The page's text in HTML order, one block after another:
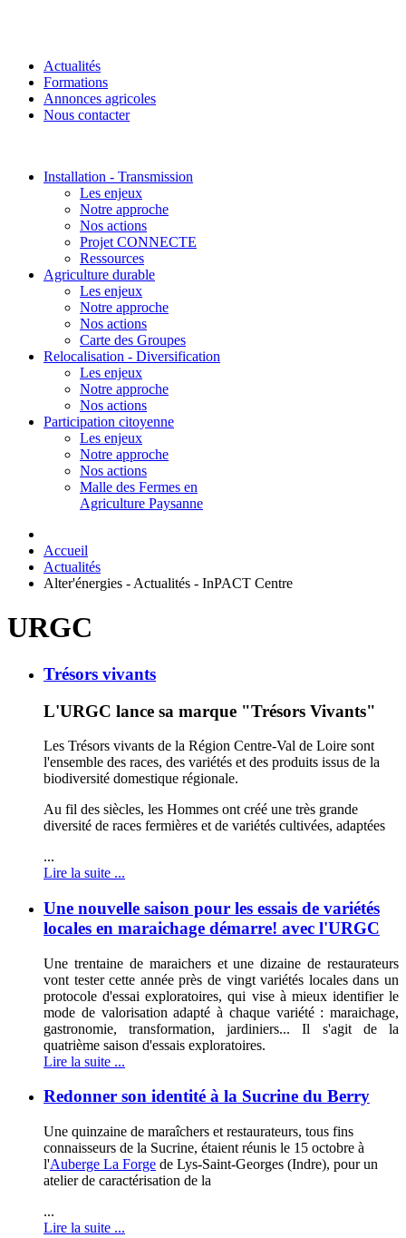
Actualités
Formations
Annonces agricoles
Nous contacter
Installation - Transmission
Les enjeux
Notre approche
Nos actions
Projet CONNECTE
Ressources
Agriculture durable
Les enjeux
Notre approche
Nos actions
Carte des Groupes
Relocalisation - Diversification
Les enjeux
Notre approche
Nos actions
Participation citoyenne
Les enjeux
Notre approche
Nos actions
Malle des Fermes en
Agriculture Paysanne
Accueil
Actualités
Alter'énergies - Actualités - InPACT Centre
URGC
Trésors vivants
L'URGC lance sa marque "Trésors Vivants"
Les Trésors vivants de la Région Centre-Val de Loire sont
l'ensemble des races, des variétés et des produits issus de la
biodiversité domestique régionale.
Au fil des siècles, les Hommes ont créé une très grande
diversité de races fermières et de variétés cultivées, adaptées
...
Lire la suite ...
Une nouvelle saison pour les essais de variétés
locales en maraichage démarre! avec l'URGC
Une trentaine de maraichers et une dizaine de restaurateurs
vont tester cette année près de vingt variétés locales dans un
protocole d'essai exploratoires, qui vise à mieux identifier le
mode de valorisation adapté à chaque variété : maraichage,
gastronomie, transformation, jardiniers... Il s'agit de la
quatrième saison d'essais exploratoires.
Lire la suite ...
Redonner son identité à la Sucrine du Berry
Une quinzaine de maraîchers et restaurateurs, tous fins
connaisseurs de la Sucrine, étaient réunis le 15 octobre à
l'Auberge La Forge de Lys-Saint-Georges (Indre), pour un
atelier de caractérisation de la
...
Lire la suite ...